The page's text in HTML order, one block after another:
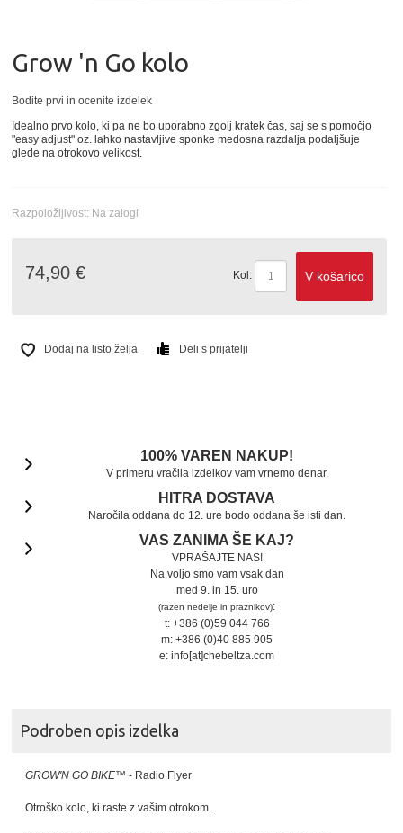
Grow 'n Go kolo
Bodite prvi in ocenite izdelek
Idealno prvo kolo, ki pa ne bo uporabno zgolj kratek čas, saj se s pomočjo
"easy adjust" oz. lahko nastavljive sponke medosna razdalja podaljšuje
glede na otrokovo velikost.
Razpoložljivost: Na zalogi
74,90 € Kol: V košarico
Dodaj na listo želja Deli s prijatelji
100% VAREN NAKUP!
V primeru vračila izdelkov vam vrnemo denar.
HITRA DOSTAVA
Naročila oddana do 12. ure bodo oddana še isti dan.
VAS ZANIMA ŠE KAJ?
VPRAŠAJTE NAS!
Na voljo smo vam vsak dan
med 9. in 15. uro
(razen nedelje in praznikov):
t: +386 (0)59 044 766
m: +386 (0)40 885 905
e: info[at]chebeltza.com
Podroben opis izdelka
GROW'N GO BIKE™ - Radio Flyer
Otroško kolo, ki raste z vašim otrokom.